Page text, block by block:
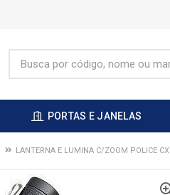
PORTAS E JANELAS
LANTERNA E LUMINA C/ZOOM POLICE CX